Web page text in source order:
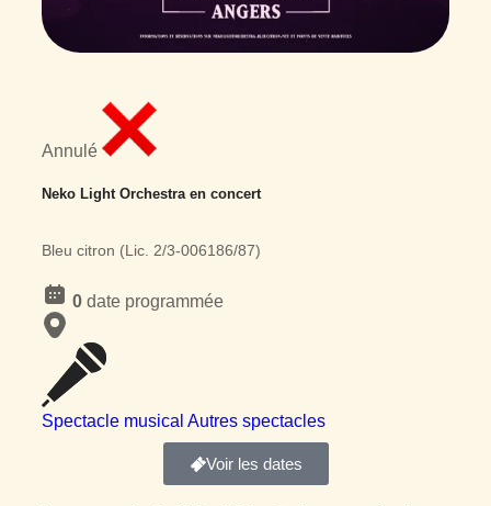
Annulé
Neko Light Orchestra en concert
Bleu citron (Lic. 2/3-006186/87)
0 date programmée
Spectacle musical Autres spectacles
Voir les dates